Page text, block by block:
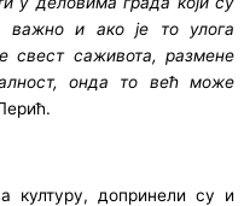
важно и ако је то улога
свест саживота, размене
онда то већ може
културу, допринели су и